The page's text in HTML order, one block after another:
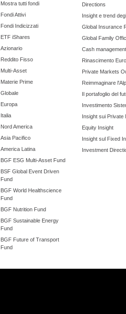
Mostra tutti fondi
Fondi Attivi
Fondi Indicizzati
ETF iShares
Azionario
Reddito Fisso
Multi-Asset
Materie Prime
Globale
Europa
Italia
Nord America
Asia Pacifico
America Latina
BGF ESG Multi-Asset Fund
BSF Global Event Driven
Fund
BGF World Healthscience
Fund
BGF Nutrition Fund
BGF Sustainable Energy
Fund
BGF Future of Transport
Fund
Directions
Insight e trend
Global Insurance
Global Family
Cash management
Rinascimento
Private Markets
Reimmaginare
Il portafoglio del
Investimento
Insight sui Private
Equity Insight
Insight sul Fixed
Investment